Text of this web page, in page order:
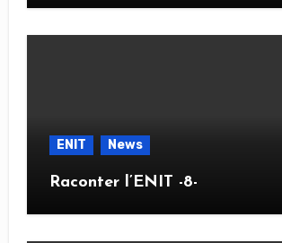
ENIT News
Raconter l’ENIT -8-